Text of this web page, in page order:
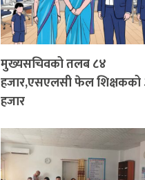
मुख्यसचिवको तलब ८४
हजार,एसएलसी फेल शिक्षकको
हजार